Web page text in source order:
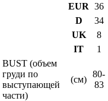
EUR 36
D
34
UK
8
IT
1
BUST (объем
груди по
выступающей
части)
(см)
80-
83